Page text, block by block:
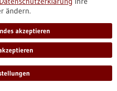
chronisch
werden frühzeitige
erprobt, um bei
der Beschwerden zu
bevor-schmerzen-
ändern.
akzeptieren